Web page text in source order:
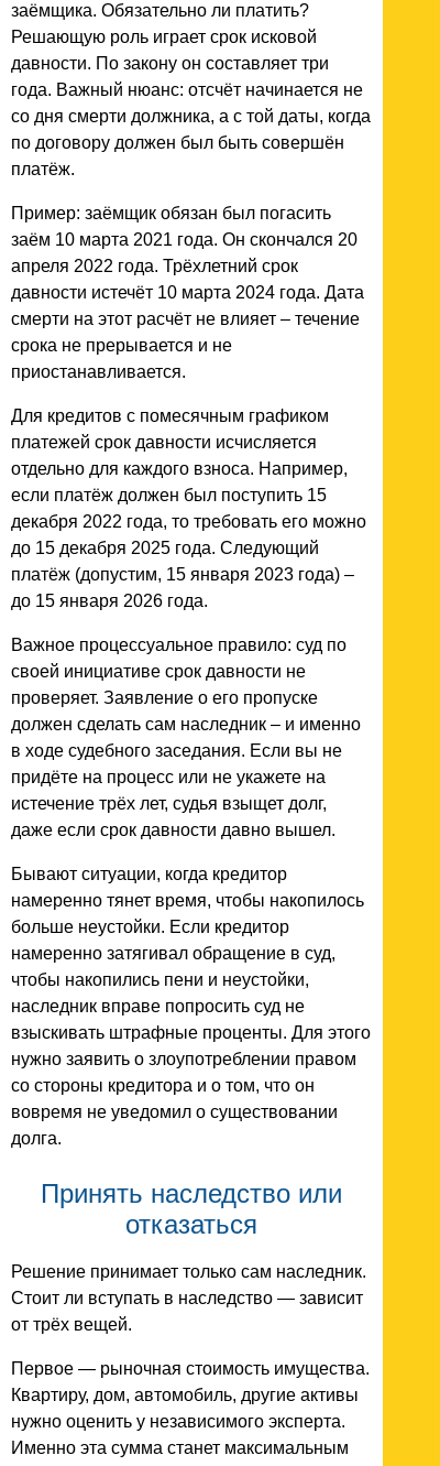
заёмщика. Обязательно ли платить?
Решающую роль играет срок исковой
давности. По закону он составляет три
года. Важный нюанс: отсчёт начинается не
со дня смерти должника, а с той даты, когда
по договору должен был быть совершён
платёж.
Пример: заёмщик обязан был погасить
заём 10 марта 2021 года. Он скончался 20
апреля 2022 года. Трёхлетний срок
давности истечёт 10 марта 2024 года. Дата
смерти на этот расчёт не влияет – течение
срока не прерывается и не
приостанавливается.
Для кредитов с помесячным графиком
платежей срок давности исчисляется
отдельно для каждого взноса. Например,
если платёж должен был поступить 15
декабря 2022 года, то требовать его можно
до 15 декабря 2025 года. Следующий
платёж (допустим, 15 января 2023 года) –
до 15 января 2026 года.
Важное процессуальное правило: суд по
своей инициативе срок давности не
проверяет. Заявление о его пропуске
должен сделать сам наследник – и именно
в ходе судебного заседания. Если вы не
придёте на процесс или не укажете на
истечение трёх лет, судья взыщет долг,
даже если срок давности давно вышел.
Бывают ситуации, когда кредитор
намеренно тянет время, чтобы накопилось
больше неустойки. Если кредитор
намеренно затягивал обращение в суд,
чтобы накопились пени и неустойки,
наследник вправе попросить суд не
взыскивать штрафные проценты. Для этого
нужно заявить о злоупотреблении правом
со стороны кредитора и о том, что он
вовремя не уведомил о существовании
долга.
Принять наследство или
отказаться
Решение принимает только сам наследник.
Стоит ли вступать в наследство — зависит
от трёх вещей.
Первое — рыночная стоимость имущества.
Квартиру, дом, автомобиль, другие активы
нужно оценить у независимого эксперта.
Именно эта сумма станет максимальным